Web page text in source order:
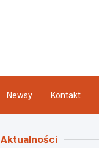
Newsy Kontakt
Aktualności